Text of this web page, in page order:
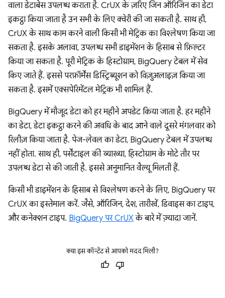
वाला डेटाबेस उपलब्ध कराता है. CrUX के ज़रिए जिन ऑरिजिन का डेटा
इकट्ठा किया जाता है उन सभी के लिए क्वेरी की जा सकती है. साथ ही,
CrUX के साथ काम करने वाली किसी भी मेट्रिक का विश्लेषण किया जा
सकता है. इसके अलावा, उपलब्ध सभी डाइमेंशन के हिसाब से फ़िल्टर
किया जा सकता है. पूरी मेट्रिक के हिस्टोग्राम, BigQuery टेबल में सेव
किए जाते हैं. इससे परफ़ॉर्मेंस डिस्ट्रिब्यूशन को विज़ुअलाइज़ किया जा
सकता है. इसमें एक्सपेरिमेंटल मेट्रिक भी शामिल हैं.
BigQuery में मौजूद डेटा को हर महीने अपडेट किया जाता है. हर महीने
का डेटा, डेटा इकट्ठा करने की अवधि के बाद आने वाले दूसरे मंगलवार को
रिलीज़ किया जाता है. पेज-लेवल का डेटा, BigQuery टेबल में उपलब्ध
नहीं होता. साथ ही, पर्सेंटाइल की व्याख्या, हिस्टोग्राम के मोटे तौर पर
उपलब्ध डेटा से की जाती है. इससे अनुमानित वैल्यू मिलती हैं.
किसी भी डाइमेंशन के हिसाब से विश्लेषण करने के लिए, BigQuery पर
CrUX का इस्तेमाल करें. जैसे, ऑरिजिन, देश, तारीखें, डिवाइस का टाइप,
और कनेक्शन टाइप. BigQuery पर CrUXके बारे में ज़्यादा जानें.
क्या इस कॉन्टेंट से आपको मदद मिली?